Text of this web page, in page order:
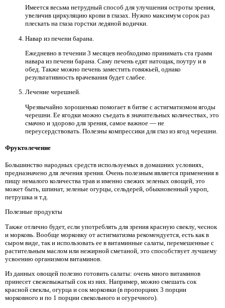
Имеется весьма нетрудный способ для улучшения остроты зрения,
увеличив циркуляцию крови в глазах. Нужно максимум сорок раз
плескать на глаза горстки ледяной водички.
Навар из печени барана.
Ежедневно в течении 3 месяцев необходимо принимать ста грамм
навара из печени барана. Саму печень едят натощак, поутру и в
обед. Также можно печень заместить говяжьей, однако
результативность врачевания будет слабее.
Лечение черешней.
Чрезвычайно хорошенько помогает в битве с астигматизмом ягоды
черешни. Ее ягодки можно съедать в значительных количествах, это
смачно и здорово для зрения, самое важное — не
переусердствовать. Полезны компрессики для глаз из ягод черешни.
Фруктолечение
Большинство народных средств используемых в домашних условиях,
предназначено для лечения зрения. Очень полезным является применения в
пищу немалого количества трав и именно свежих зеленых овощей, это
может быть, шпинат, зеленые огурцы, сельдерей, обыкновенный укроп,
петрушка и т.д.
Полезные продукты
Также отлично будет, если употреблять для зрения красную свеклу, чеснок
и морковь. Вообще морковку от астигматизма рекомендуется, есть как в
сыром виде, так и использовать ее в витаминные салаты, перемешенные с
растительным маслом или нежирной сметаной, это способствует лучшему
усвоению организмом витаминов.
Из данных овощей полезно готовить салаты: очень много витаминов
принесет свежевыжатый сок из них. Например, можно смешать сок
красной свеклы, огурца и сок морковки (в пропорциях 3 порции
морковного и по 1 порции свекольного и огуречного).